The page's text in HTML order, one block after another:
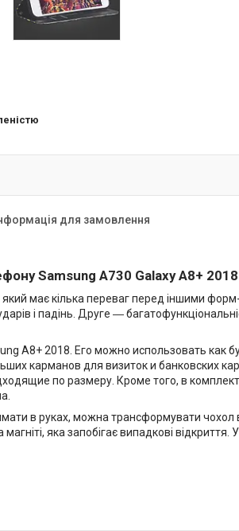
для замовлення
Samsung A730 Galaxy A8+ 2018
має кілька переваг перед іншими
і падінь. Друге ―
A8+ 2018. Его можно использовать как
карманов для визиток и банковских
по размеру. Кроме того, в
в руках, можна трансформувати чохол в
яка запобігає випадкові